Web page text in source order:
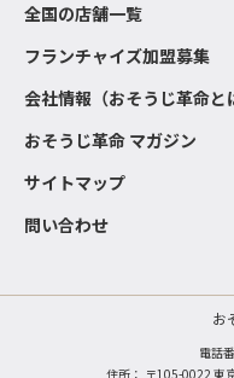
全国の店舗一覧
フランチャイズ加盟募集
会社情報（おそうじ革命と
おそうじ革命 マガジン
サイトマップ
問い合わせ
お
電話
住所： 〒105-0022 東